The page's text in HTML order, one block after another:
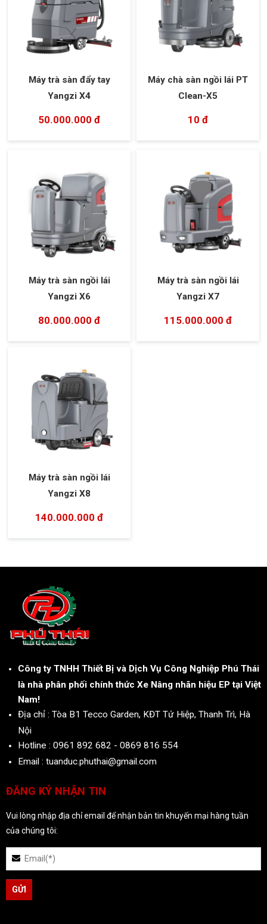
Máy trà sàn đẩy tay
Yangzi X4
50.000.000 đ
Máy chà sàn ngồi lái PT
Clean-X5
10 đ
Máy trà sàn ngồi lái
Yangzi X6
80.000.000 đ
Máy trà sàn ngồi lái
Yangzi X7
115.000.000 đ
Máy trà sàn ngồi lái
Yangzi X8
140.000.000 đ
Công ty TNHH Thiết Bị và Dịch Vụ Công Nghiệp Phú Thái
là nhà phân phối chính thức Xe Nâng nhãn hiệu EP tại Việt
Nam!
Địa chỉ : Tòa B1 Tecco Garden, KĐT Tứ Hiệp, Thanh Trì, Hà
Nội
Hotline : 0961 892 682 - 0869 816 554
Email : tuanduc.phuthai@gmail.com
ĐĂNG KÝ NHẬN TIN
Vui lòng nhập địa chỉ email để nhận bản tin khuyến mại hàng tuần
của chúng tôi: